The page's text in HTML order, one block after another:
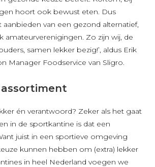
hoort ook bewust eten. Dus
van een gezond alternatief,
amateurverenigingen. Zo zijn wij, de
samen lekker bezig!’, aldus Erik
Manager Foodservice van Sligro.
én verantwoord? Zeker als het gaat
in de sportkantine is dat een
juist in een sportieve omgeving
kunnen hebben om (extra) lekker
in heel Nederland voegen we